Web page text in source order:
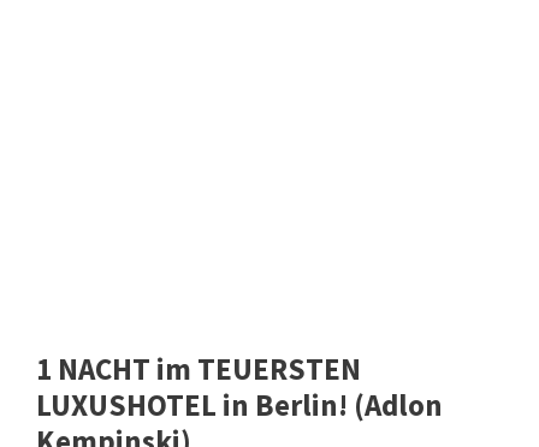
1 NACHT im TEUERSTEN
LUXUSHOTEL in Berlin! (Adlon